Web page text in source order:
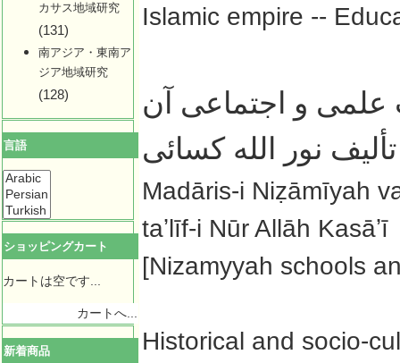
カサス地域研究
(131)
南アジア・東南ア
ジア地域研究
(128)
言語
ショッピングカート
カートは空です...
カートへ...
新着商品
Islamic empire --
علمى و اجتماعى آن
تأليف نور الله كسائى
Madāris-i Niẓāmīyah
taʼlīf-i Nūr Allāh Kasāʼī
[Nizamyyah schools
Historical and socio-